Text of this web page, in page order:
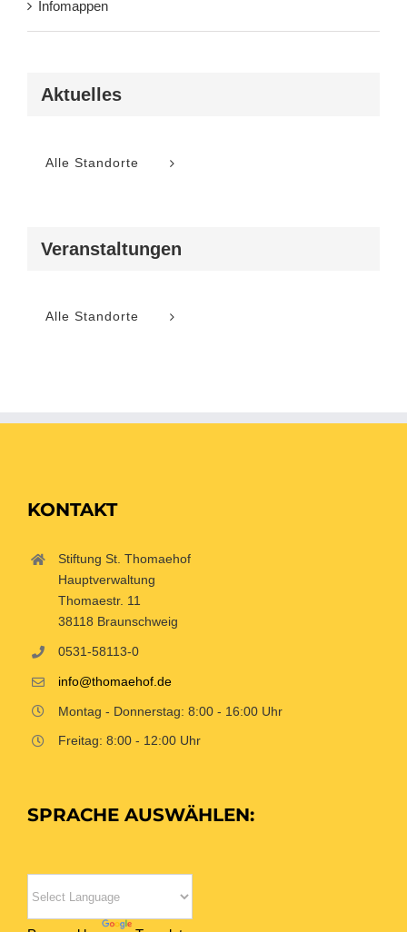
Infomappen
Aktuelles
Alle Standorte
Veranstaltungen
Alle Standorte
KONTAKT
Stiftung St. Thomaehof
Hauptverwaltung
Thomaestr. 11
38118 Braunschweig
0531-58113-0
info@thomaehof.de
Montag - Donnerstag: 8:00 - 16:00 Uhr
Freitag: 8:00 - 12:00 Uhr
SPRACHE AUSWÄHLEN: